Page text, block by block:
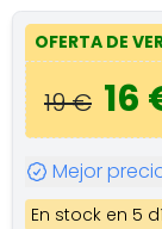
OFERTA DE
19 € 16
Mejor
En stock en 5